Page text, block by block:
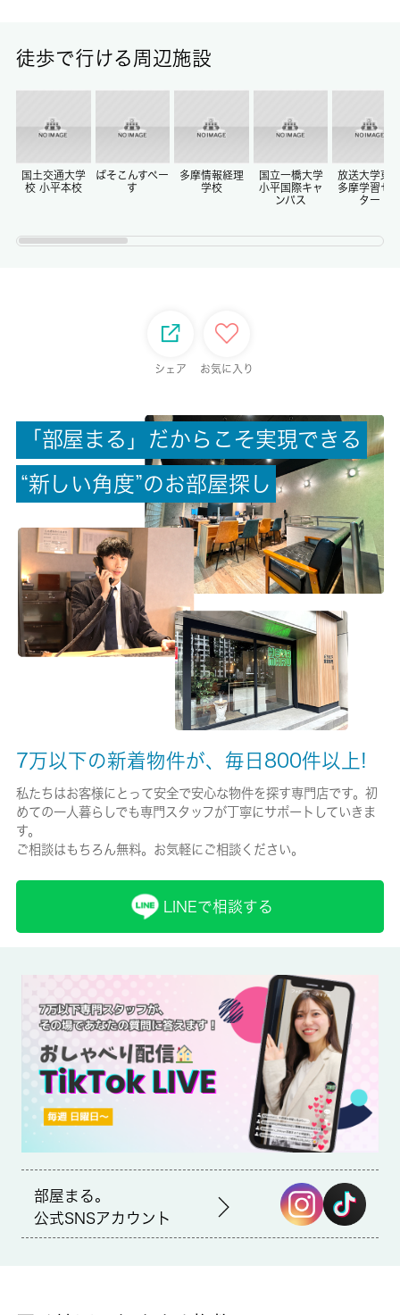
-/-
-/-
駐車場/料金
保険加入/料金
無/-
保険名/保険期間
-/-
保証人代行
トーシンライフ、オリコフォレントインシュア、全保連/保証料：
初回＝賃料等×５０％、月額＝賃料等×１％
賃貸区分/契約期間
定期借家権/2年
備考
けているので安心して暮らせます。収納はシューズボックス・ク
ロゼットなどが備え付けられているので、衣類や日用品の収納に
重宝します。室内設備はCATV・エアコン・照明付きなど充実し
た設備を備え付けています。現在空家の物件です。 城南コミュ
ニティのホームページから住まいを探してみませんか。わたした
ちが快適な住まい探しをお手伝い致します。一部法人契約の場合
は敷金・礼金１ヶ月追加
徒歩で行ける周辺施設
国土交通大学
校 小平本校
ぱそこんすぺー
す
多摩情報経理
学校
国立一橋大学
小平国際キャ
ンパス
放送大学東
多摩学習セ
ター
シェア お気に入り
「 部屋 ま る 」 だ か ら こ そ実現で き る
“新 し い角 度”のお部屋探 し
7万以下の新着物件が、毎日800件以上!
私たちはお客様にとって安全で安心な物件を探す専門店です。初
めての一人暮らしでも専門スタッフが丁寧にサポートしていきま
す。
ご相談はもちろん無料。お気軽にご相談ください。
LINEで相談する
部屋まる。
公式SNSアカウント